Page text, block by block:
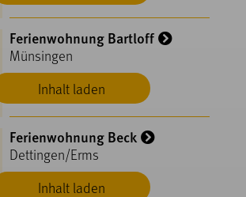
Inhalt laden
Ferienwohnung Bartloff
Münsingen
Inhalt laden
Ferienwohnung Beck
Dettingen/Erms